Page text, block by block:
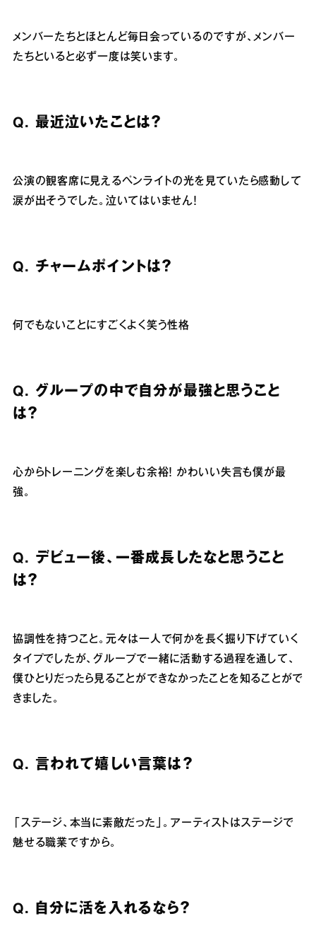
メンバーたちとほとんど毎日会っているのですが、メンバー
たちといると必ず一度は笑います。
Q. 最近泣いたことは？
公演の観客席に見えるペンライトの光を見ていたら感動して
涙が出そうでした。泣いてはいません！
Q. チャームポイントは？
何でもないことにすごくよく笑う性格
Q. グループの中で自分が最強と思うこと
は？
心からトレーニングを楽しむ余裕！ かわいい失言も僕が最
強。
Q. デビュー後、一番成長したなと思うこと
は？
協調性を持つこと。元々は一人で何かを長く掘り下げていく
タイプでしたが、グループで一緒に活動する過程を通して、
僕ひとりだったら見ることができなかったことを知ることがで
きました。
Q. 言われて嬉しい言葉は？
「ステージ、本当に素敵だった」。アーティストはステージで
魅せる職業ですから。
Q. 自分に活を入れるなら？